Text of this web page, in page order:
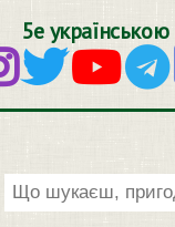
5е українською